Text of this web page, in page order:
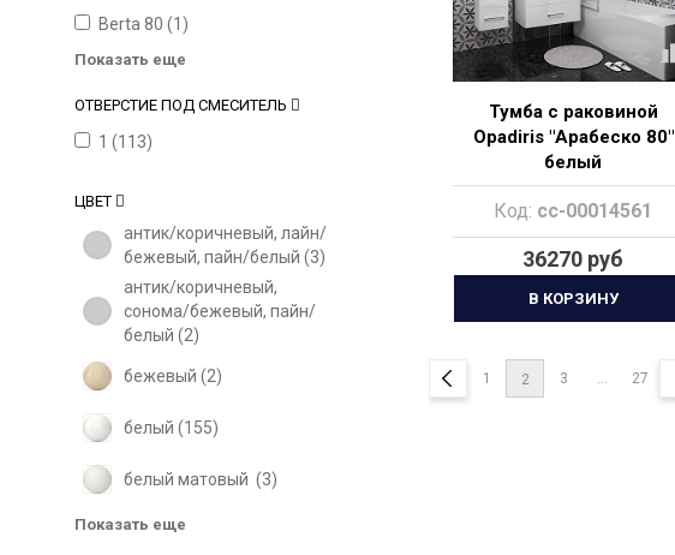
Berta 80 (1 )
Показать еще
ОТВЕРСТИЕ ПОД СМЕСИТЕЛЬ
1 (113)
ЦВЕТ
антик/коричневый, лайн/
бежевый, пайн/белый (3)
антик/коричневый,
сонома/бежевый, пайн/
белый (2)
бежевый (2)
белый (155)
белый матовый (3)
Показать еще
Тумба с раковиной
Opadiris "Арабеско 80"
белый
Код: cc-00014561
36270 руб
В КОРЗИНУ
1 2 3 ... 27